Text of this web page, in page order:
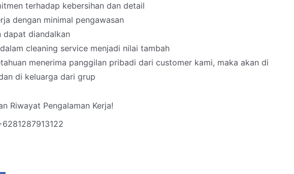
terhadap kebersihan dan detail
dengan minimal pengawasan
dapat diandalkan
cleaning service menjadi nilai tambah
menerima panggilan pribadi dari customer kami, maka akan di
di keluarga dari grup
Riwayat Pengalaman Kerja!